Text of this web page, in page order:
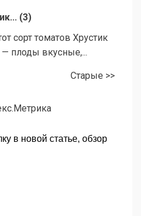
(3)
сорт томатов Хрустик
плоды вкусные,...
Старые >>
в новой статье, обзор